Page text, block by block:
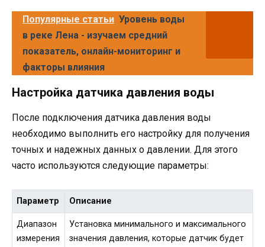
Популярные статьи Уровень воды
в реке Лена - изучаем средний
показатель, онлайн-мониторинг и
факторы влияния
Настройка датчика давления воды
После подключения датчика давления воды
необходимо выполнить его настройку для получения
точных и надежных данных о давлении. Для этого
часто используются следующие параметры:
Параметр Описание
Диапазон
измерения
Установка минимального и максимального
значения давления, которые датчик будет